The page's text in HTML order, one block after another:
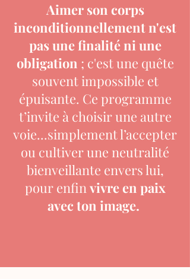
Aimer son corps
inconditionnellement n'est
pas une finalité ni une
obligation ; c'est une quête
souvent impossible et
épuisante. Ce programme
t’invite à choisir une autre
voie...simplement l’accepter
ou cultiver une neutralité
bienveillante envers lui,
pour enfinvivre en paix
avec ton image.